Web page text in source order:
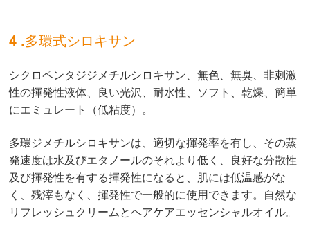
4 .多環式シロキサン
シクロペンタジジメチルシロキサン、無色、無臭、非刺激
性の揮発性液体、良い光沢、耐水性、ソフト、乾燥、簡単
にエミュレート（低粘度）。
多環ジメチルシロキサンは、適切な揮発率を有し、その蒸
発速度は水及びエタノールのそれより低く、良好な分散性
及び揮発性を有する揮発性になると、肌には低温感がな
く、残滓もなく、揮発性で一般的に使用できます。自然な
リフレッシュクリームとヘアケアエッセンシャルオイル。